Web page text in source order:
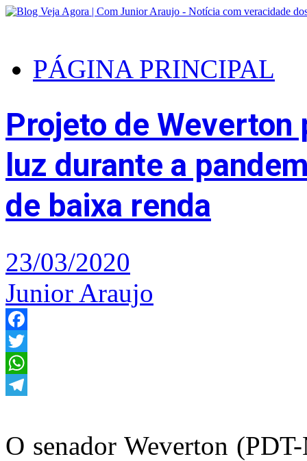
PÁGINA PRINCIPAL
Projeto de
luz durante a
de baixa renda
23/03/2020
Junior Araujo
Facebook
Twitter
WhatsApp
O senador Weverton